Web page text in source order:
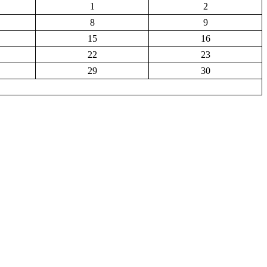
1
2
8
9
15
16
22
23
29
30